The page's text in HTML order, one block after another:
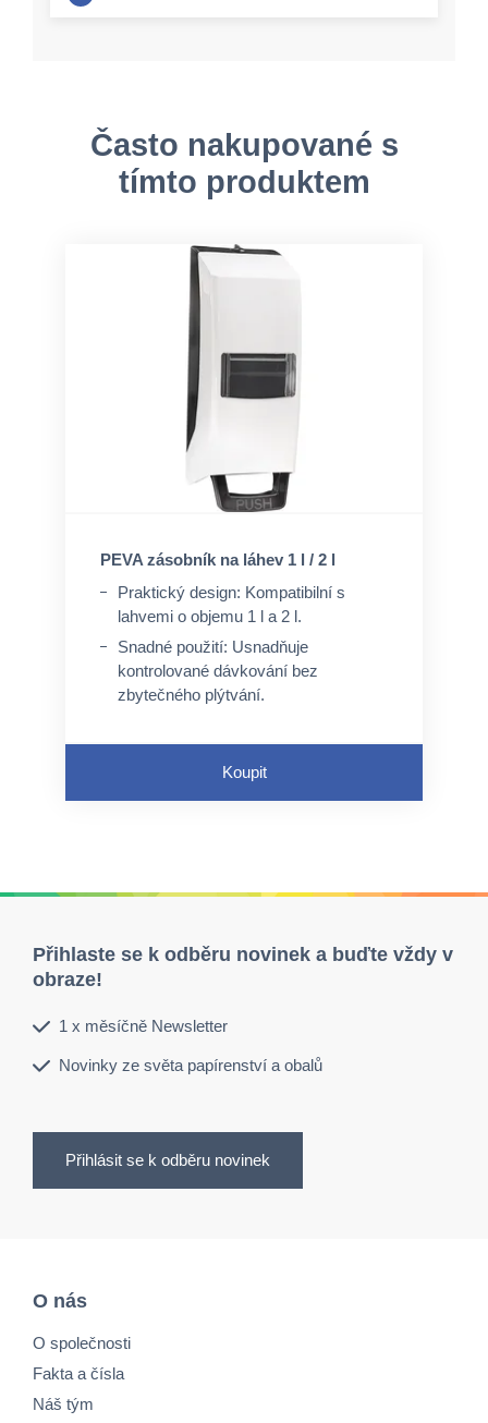
Často nakupované s
tímto produktem
PEVA zásobník na láhev 1 l / 2 l
Praktický design: Kompatibilní s
lahvemi o objemu 1 l a 2 l.
Snadné použití: Usnadňuje
kontrolované dávkování bez
zbytečného plýtvání.
prostředí čisté a hygienické.
Koupit
Přihlaste se k odběru novinek a buďte vždy v
obraze!
1 x měsíčně Newsletter
Novinky ze světa papírenství a obalů
Přihlásit se k odběru novinek
O nás
O společnosti
Fakta a čísla
Náš tým